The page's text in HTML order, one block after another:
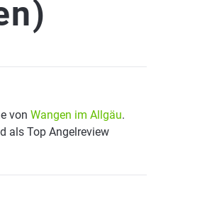
von Wangen im Allgäu.
als Top Angelreview